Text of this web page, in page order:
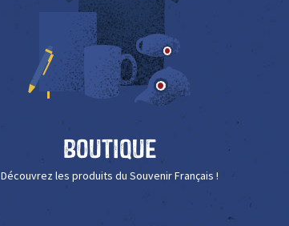
Boutique
Découvrez les produits du Souvenir Français !